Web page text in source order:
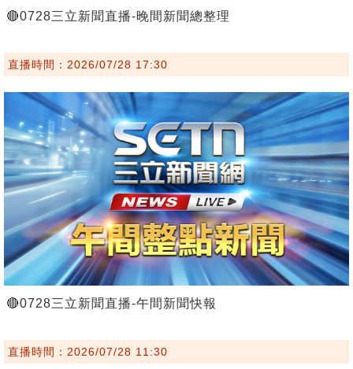
🔴0728三立新聞直播-晚間新聞總整理
直播時間：2026/07/28 17:30
🔴0728三立新聞直播-午間新聞快報
直播時間：2026/07/28 11:30